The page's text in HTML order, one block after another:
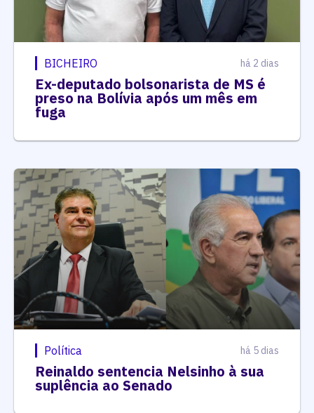
BICHEIRO há 2 dias
Ex-deputado bolsonarista de MS é
preso na Bolívia após um mês em
fuga
Política há 5 dias
Reinaldo sentencia Nelsinho à sua
suplência ao Senado